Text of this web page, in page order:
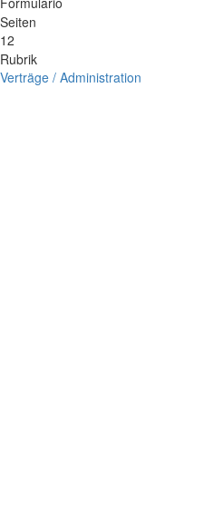
Seiten
12
Rubrik
Verträge / Administration